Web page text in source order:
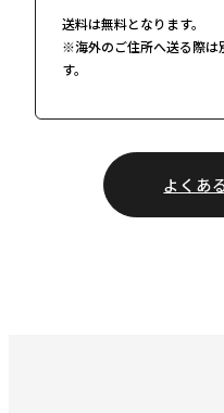
送料は無料となります。
※海外のご住所へ送る際は
す。
よくあ